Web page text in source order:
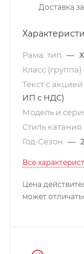
Доставка
Рама: тип —
Класс
Текст с акцией
ИП с НДС)
Модель и
Стиль катания
Год-Сезон —
Все
Цена
может